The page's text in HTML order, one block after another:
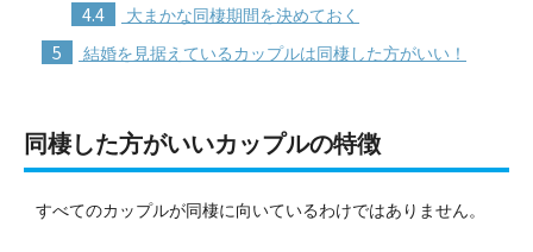
4.4 大まかな同棲期間を決めておく
5 結婚を見据えているカップルは同棲した方がいい！
同棲した方がいいカップルの特徴
すべてのカップルが同棲に向いているわけではありません。